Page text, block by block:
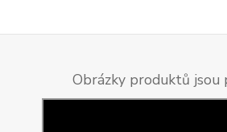
Obrázky produktů jsou